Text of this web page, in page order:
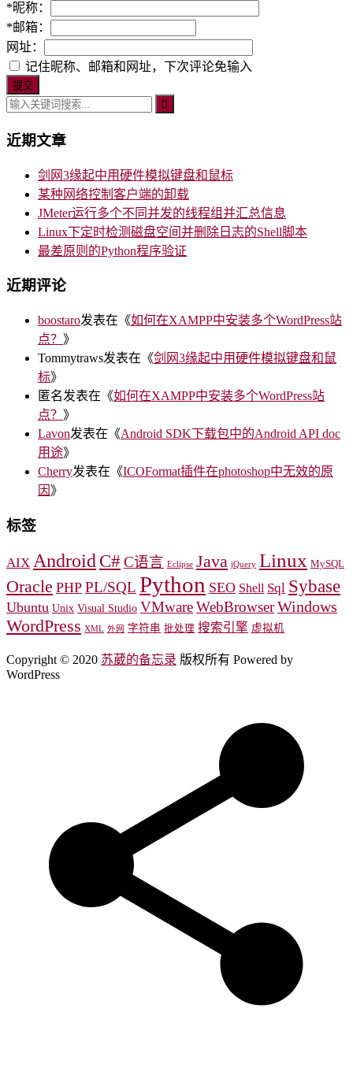
*昵称：
*邮箱：
网址：
记住昵称、邮箱和网址，下次评论免输入
近期文章
剑网3缘起中用硬件模拟键盘和鼠标
某种网络控制客户端的卸载
JMeter运行多个不同并发的线程组并汇总信息
Linux下定时检测磁盘空间并删除日志的Shell脚本
最差原则的Python程序验证
近期评论
boostaro发表在《如何在XAMPP中安装多个WordPress站
点？ 》
Tommytraws发表在《剑网3缘起中用硬件模拟键盘和鼠
标》
匿名发表在《如何在XAMPP中安装多个WordPress站
点？ 》
Lavon发表在《Android SDK下载包中的Android API doc
用途》
Cherry发表在《ICOFormat插件在photoshop中无效的原
因 》
标签
AIX Android C# C语言 Eclipse Java jQuery Linux MySQL
Oracle PHP PL/SQL Python SEO Shell Sql Sybase
Ubuntu Unix Visual Studio VMwareWebBrowserWindows
WordPress XML 外网 字符串 批处理 搜索引擎 虚拟机
Copyright © 2020 苏葳的备忘录 版权所有 Powered by
WordPress